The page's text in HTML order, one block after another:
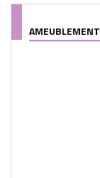
AMEUBLEMENT